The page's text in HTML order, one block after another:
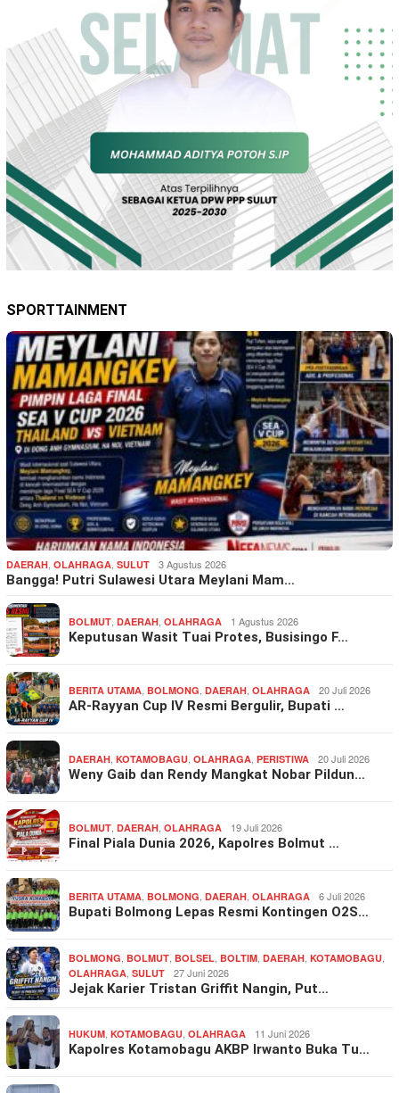
SPORTTAINMENT
DAERAH OLAHRAGA SULUT 3 Agustus 2026
Bangga! Putri Sulawesi Utara Meylani Mam…
BOLMUT DAERAH OLAHRAGA 1 Agustus 2026
Keputusan Wasit Tuai Protes, Busisingo F…
BERITA UTAMA BOLMONG DAERAH OLAHRAGA 20 Juli 2026
AR-Rayyan Cup IV Resmi Bergulir, Bupati …
DAERAH KOTAMOBAGU OLAHRAGA PERISTIWA 20 Juli 2026
Weny Gaib dan Rendy Mangkat Nobar Pildun…
BOLMUT DAERAH OLAHRAGA 19 Juli 2026
Final Piala Dunia 2026, Kapolres Bolmut …
BERITA UTAMA BOLMONG DAERAH OLAHRAGA 6 Juli 2026
Bupati Bolmong Lepas Resmi Kontingen O2S…
BOLMONG BOLMUT BOLSEL BOLTIM DAERAH KOTAMOBAGU
OLAHRAGA SULUT 27 Juni 2026
Jejak Karier Tristan Griffit Nangin, Put…
HUKUM KOTAMOBAGU OLAHRAGA 11 Juni 2026
Kapolres Kotamobagu AKBP Irwanto Buka Tu…